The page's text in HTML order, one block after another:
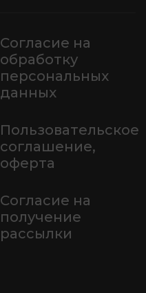
Согласие на
обработку
персональных
данных
Пользовательское
соглашение,
оферта
Согласие на
получение
рассылки